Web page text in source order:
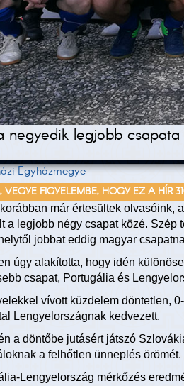
negyedik legjobb
Egyházmegye
VEGYE FIGYELEMBE, HOGY EZ A HÍR
már értesültek olvasóink,
a legjobb négy csapat közé. Szép
jobbat eddig magyar
úgy alakította, hogy idén
csapat, Portugália és
vívott küzdelem döntetlen,
Lengyelországnak kedvezett.
a döntőbe jutásért játszó
a felhőtlen ünneplés örömét.
Lengyelország mérkőzés